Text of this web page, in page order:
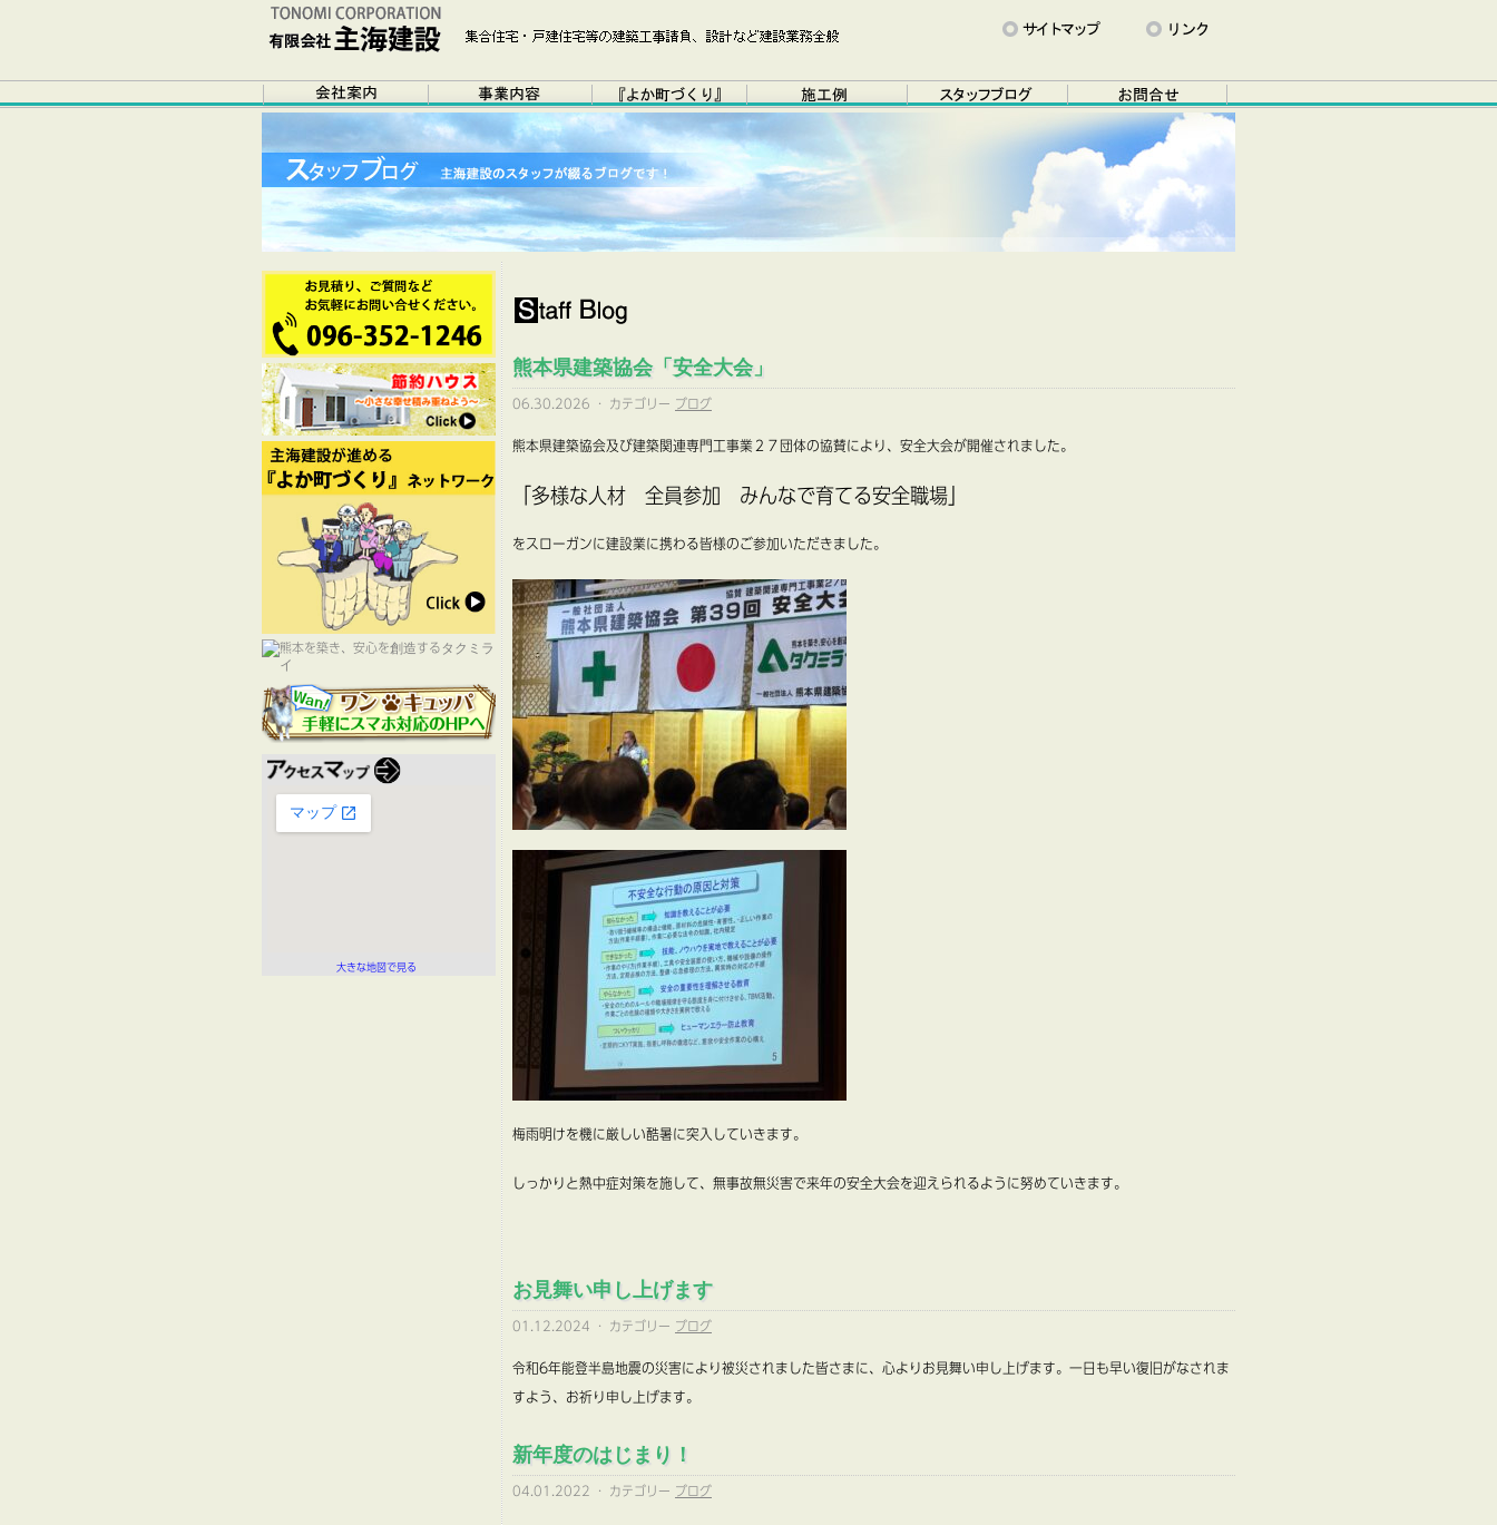
大きな地図で見る
熊本県建築協会「安全大会」
06.30.2026 · カテゴリー ブログ
熊本県建築協会及び建築関連専門工事業２７団体の協賛により、安全大会が開催されました。
「多様な人材 全員参加 みんなで育てる安全職場」
をスローガンに建設業に携わる皆様のご参加いただきました。
梅雨明けを機に厳しい酷暑に突入していきます。
しっかりと熱中症対策を施して、無事故無災害で来年の安全大会を迎えられるように努めていきます。
お見舞い申し上げます
01.12.2024 · カテゴリー ブログ
令和6年能登半島地震の災害により被災されました皆さまに、心よりお見舞い申し上げます。一日も早い復旧がなされま
すよう、お祈り申し上げます。
新年度のはじまり！
04.01.2022 · カテゴリー ブログ